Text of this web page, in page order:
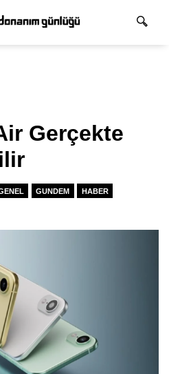
Gerçekte
GUNDEM HABER